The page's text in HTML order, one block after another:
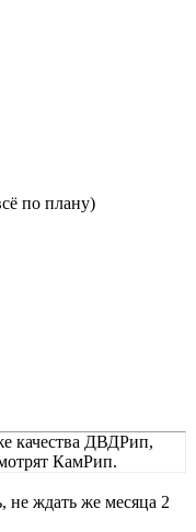
по плану)
качества ДВДРип,
КамРип.
ждать же месяца 2